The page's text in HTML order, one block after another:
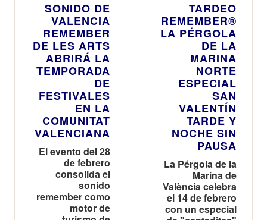
SONIDO DE
VALENCIA
REMEMBER
DE LES ARTS
ABRIRÁ LA
TEMPORADA
DE
FESTIVALES
EN LA
COMUNITAT
VALENCIANA
El evento del 28
de febrero
consolida el
sonido
remember como
motor de
TARDEO
REMEMBER®
LA PÉRGOLA
DE LA
MARINA
NORTE
ESPECIAL
SAN
VALENTÍN
TARDE Y
NOCHE SIN
PAUSA
La Pérgola de la
Marina de
València celebra
el 14 de febrero
con un especial